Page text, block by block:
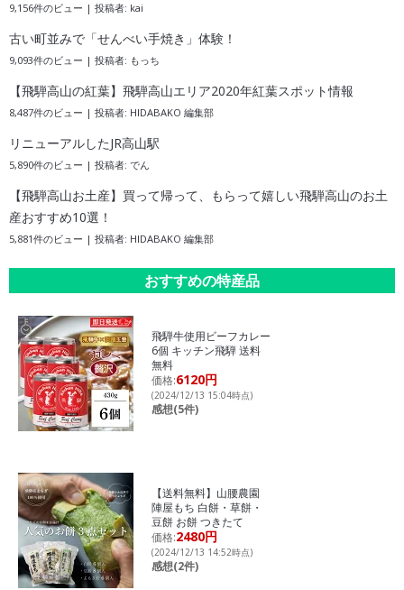
9,156件のビュー | 投稿者: kai
古い町並みで「せんべい手焼き」体験！
9,093件のビュー | 投稿者: もっち
【飛騨高山の紅葉】飛騨高山エリア2020年紅葉スポット情報
8,487件のビュー | 投稿者: HIDABAKO 編集部
リニューアルしたJR高山駅
5,890件のビュー | 投稿者: でん
【飛騨高山お土産】買って帰って、もらって嬉しい飛騨高山のお土
産おすすめ10選！
5,881件のビュー | 投稿者: HIDABAKO 編集部
おすすめの特産品
飛騨牛使用ビーフカレー
6個 キッチン飛騨 送料
無料
価格:6120円
(2024/12/13 15:04時点)
感想(5件)
【送料無料】山腰農園
陣屋もち 白餅・草餅・
豆餅 お餅 つきたて
価格:2480円
(2024/12/13 14:52時点)
感想(2件)